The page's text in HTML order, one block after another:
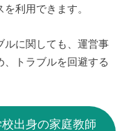
利用できます。
ルに関しても、運営事
トラブルを回避する
出身の家庭教師